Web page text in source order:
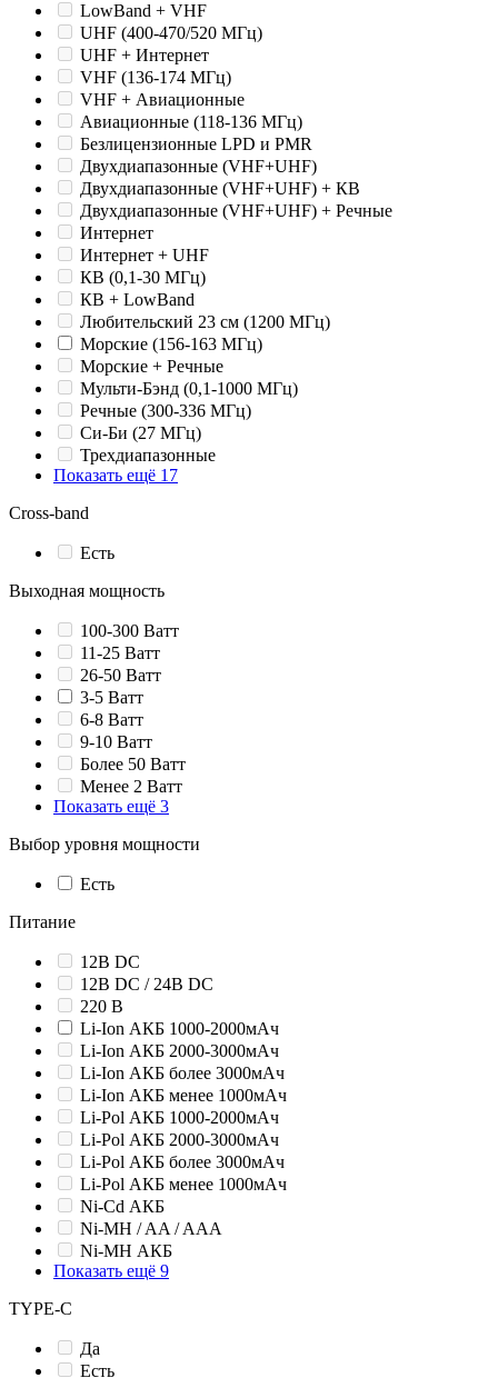
LowBand + VHF
UHF (400-470/520 МГц)
UHF + Интернет
VHF (136-174 МГц)
VHF + Авиационные
Авиационные (118-136 МГц)
Безлицензионные LPD и PMR
Двухдиапазонные (VHF+UHF)
Двухдиапазонные (VHF+UHF) + КВ
Двухдиапазонные (VHF+UHF) + Речные
Интернет
Интернет + UHF
КВ (0,1-30 МГц)
КВ + LowBand
Любительский 23 см (1200 МГц)
Морские (156-163 МГц)
Морские + Речные
Мульти-Бэнд (0,1-1000 МГц)
Речные (300-336 МГц)
Си-Би (27 МГц)
Трехдиапазонные
Показать ещё 17
Cross-band
Есть
Выходная мощность
100-300 Ватт
11-25 Ватт
26-50 Ватт
3-5 Ватт
6-8 Ватт
9-10 Ватт
Более 50 Ватт
Менее 2 Ватт
Показать ещё 3
Выбор уровня мощности
Есть
Питание
12В DC
12В DC / 24В DC
220 В
Li-Ion АКБ 1000-2000мАч
Li-Ion АКБ 2000-3000мАч
Li-Ion АКБ более 3000мАч
Li-Ion АКБ менее 1000мАч
Li-Pol АКБ 1000-2000мАч
Li-Pol АКБ 2000-3000мАч
Li-Pol АКБ более 3000мАч
Li-Pol АКБ менее 1000мАч
Ni-Cd АКБ
Ni-MH / AA / AAA
Ni-MH АКБ
Показать ещё 9
TYPE-C
Да
Есть